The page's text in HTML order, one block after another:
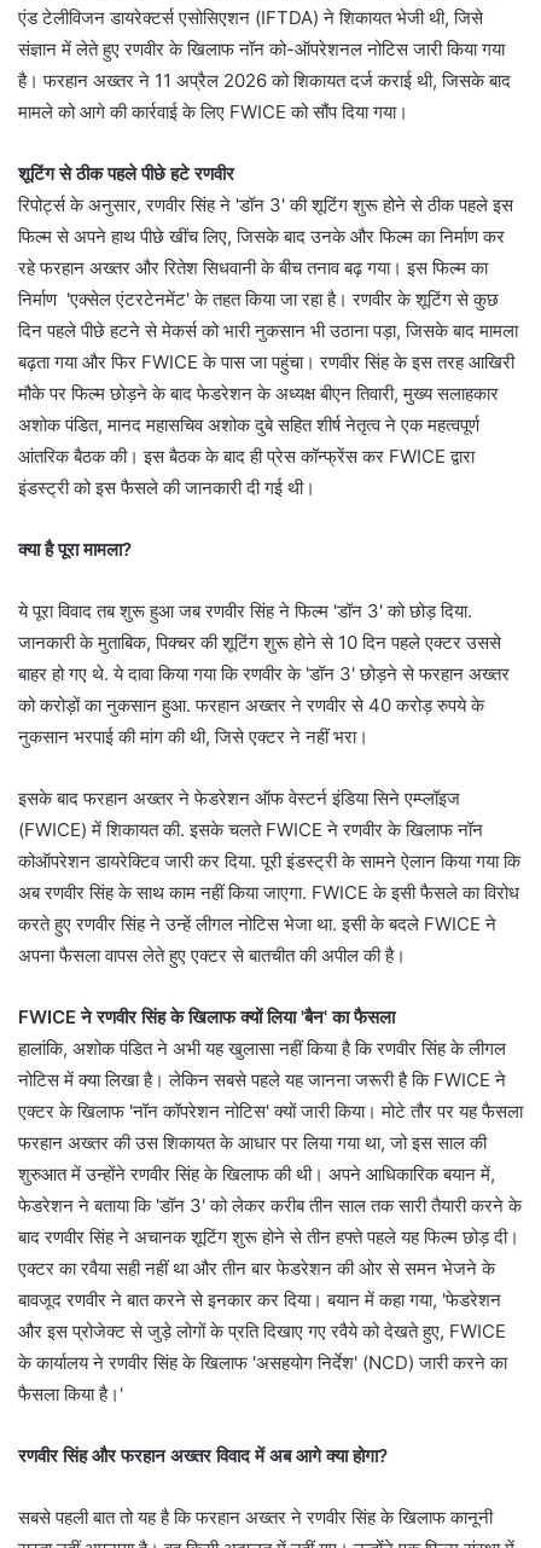
एंड टेलीविजन डायरेक्टर्स एसोसिएशन (IFTDA) ने शिकायत भेजी थी, जिसे
संज्ञान में लेते हुए रणवीर के खिलाफ नॉन को-ऑपरेशनल नोटिस जारी किया गया
है। फरहान अख्तर ने 11 अप्रैल 2026 को शिकायत दर्ज कराई थी, जिसके बाद
मामले को आगे की कार्रवाई के लिए FWICE को सौंप दिया गया।
शूटिंग से ठीक पहले पीछे हटे रणवीर
रिपोर्ट्स के अनुसार, रणवीर सिंह ने 'डॉन 3' की शूटिंग शुरू होने से ठीक पहले इस
फिल्म से अपने हाथ पीछे खींच लिए, जिसके बाद उनके और फिल्म का निर्माण कर
रहे फरहान अख्तर और रितेश सिधवानी के बीच तनाव बढ़ गया। इस फिल्म का
निर्माण 'एक्सेल एंटरटेनमेंट' के तहत किया जा रहा है। रणवीर के शूटिंग से कुछ
दिन पहले पीछे हटने से मेकर्स को भारी नुकसान भी उठाना पड़ा, जिसके बाद मामला
बढ़ता गया और फिर FWICE के पास जा पहुंचा। रणवीर सिंह के इस तरह आखिरी
मौके पर फिल्म छोड़ने के बाद फेडरेशन के अध्यक्ष बीएन तिवारी, मुख्य सलाहकार
अशोक पंडित, मानद महासचिव अशोक दुबे सहित शीर्ष नेतृत्व ने एक महत्वपूर्ण
आंतरिक बैठक की। इस बैठक के बाद ही प्रेस कॉन्फ्रेंस कर FWICE द्वारा
इंडस्ट्री को इस फैसले की जानकारी दी गई थी।
क्या है पूरा मामला?
ये पूरा विवाद तब शुरू हुआ जब रणवीर सिंह ने फिल्म 'डॉन 3' को छोड़ दिया.
जानकारी के मुताबिक, पिक्चर की शूटिंग शुरू होने से 10 दिन पहले एक्टर उससे
बाहर हो गए थे. ये दावा किया गया कि रणवीर के 'डॉन 3' छोड़ने से फरहान अख्तर
को करोड़ों का नुकसान हुआ. फरहान अख्तर ने रणवीर से 40 करोड़ रुपये के
नुकसान भरपाई की मांग की थी, जिसे एक्टर ने नहीं भरा।
इसके बाद फरहान अख्तर ने फेडरेशन ऑफ वेस्टर्न इंडिया सिने एम्प्लॉइज
(FWICE) में शिकायत की. इसके चलते FWICE ने रणवीर के खिलाफ नॉन
कोऑपरेशन डायरेक्टिव जारी कर दिया. पूरी इंडस्ट्री के सामने ऐलान किया गया कि
अब रणवीर सिंह के साथ काम नहीं किया जाएगा. FWICE के इसी फैसले का विरोध
करते हुए रणवीर सिंह ने उन्हें लीगल नोटिस भेजा था. इसी के बदले FWICE ने
अपना फैसला वापस लेते हुए एक्टर से बातचीत की अपील की है।
FWICE ने रणवीर सिंह के ख‍िलाफ क्‍यों लिया 'बैन' का फैसला
हालांकि, अशोक पंडित ने अभी यह खुलासा नहीं किया है कि रणवीर सिंह के लीगल
नोटिस में क्या लिखा है। लेकिन सबसे पहले यह जानना जरूरी है कि FWICE ने
एक्‍टर के ख‍िलाफ 'नॉन कॉपरेशन नोटिस' क्‍यों जारी किया। मोटे तौर पर यह फैसला
फरहान अख्‍तर की उस शिकायत के आधार पर लिया गया था, जो इस साल की
शुरुआत में उन्‍होंने रणवीर सिंह के ख‍िलाफ की थी। अपने आधिकारिक बयान में,
फेडरेशन ने बताया कि 'डॉन 3' को लेकर करीब तीन साल तक सारी तैयारी करने के
बाद रणवीर सिंह ने अचानक शूटिंग शुरू होने से तीन हफ्ते पहले यह फिल्‍म छोड़ दी।
एक्‍टर का रवैया सही नहीं था और तीन बार फेडरेशन की ओर से समन भेजने के
बावजूद रणवीर ने बात करने से इनकार कर दिया। बयान में कहा गया, 'फेडरेशन
और इस प्रोजेक्ट से जुड़े लोगों के प्रति दिखाए गए रवैये को देखते हुए, FWICE
के कार्यालय ने रणवीर सिंह के ख‍िलाफ 'असहयोग निर्देश' (NCD) जारी करने का
फैसला किया है।'
रणवीर सिंह और फरहान अख्‍तर विवाद में अब आगे क्या होगा?
सबसे पहली बात तो यह है कि फरहान अख्‍तर ने रणवीर सिंह के ख‍िलाफ कानूनी